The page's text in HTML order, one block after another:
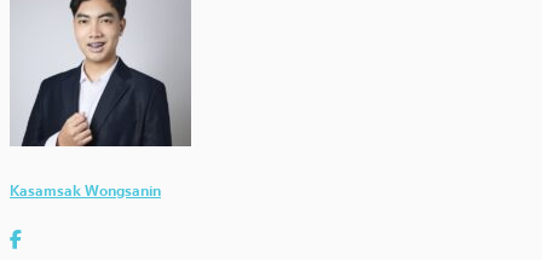
Kasamsak Wongsanin